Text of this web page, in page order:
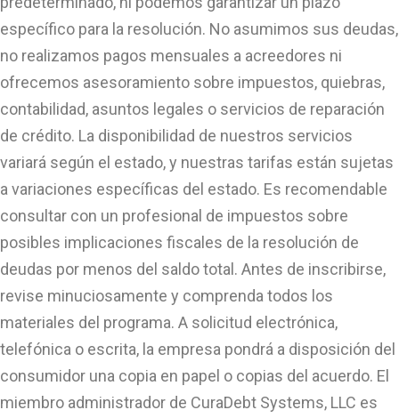
específico para la resolución. No asumimos sus deudas,
no realizamos pagos mensuales a acreedores ni
ofrecemos asesoramiento sobre impuestos, quiebras,
contabilidad, asuntos legales o servicios de reparación
de crédito. La disponibilidad de nuestros servicios
variará según el estado, y nuestras tarifas están sujetas
a variaciones específicas del estado. Es recomendable
consultar con un profesional de impuestos sobre
posibles implicaciones fiscales de la resolución de
deudas por menos del saldo total. Antes de inscribirse,
revise minuciosamente y comprenda todos los
materiales del programa. A solicitud electrónica,
telefónica o escrita, la empresa pondrá a disposición del
consumidor una copia en papel o copias del acuerdo. El
miembro administrador de CuraDebt Systems, LLC es